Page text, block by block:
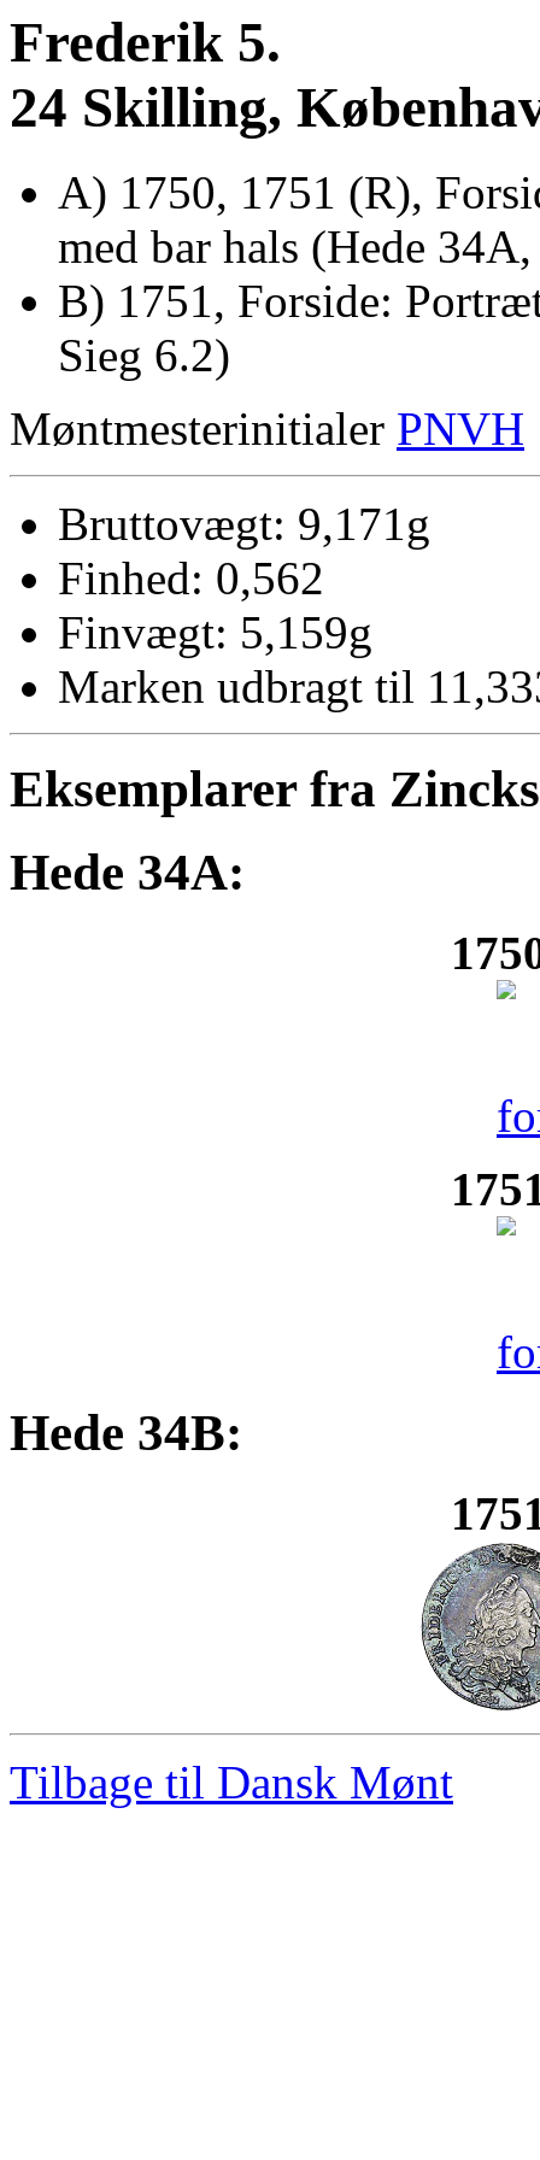
Frederik 5.
24 Skilling,
A) 1750, 1751 (R),
med bar hals (Hede
B) 1751, Forside:
Sieg 6.2)
Møntmesterinitialer PNVH
Bruttovægt: 9,171g
Finhed: 0,562
Finvægt: 5,159g
Marken udbragt til
Eksemplarer fra
Hede 34A:
Hede 34B:
Tilbage til Dansk Mønt